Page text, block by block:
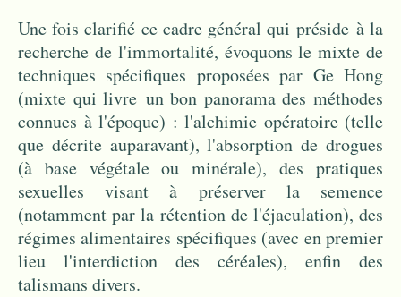
Une fois clarifié ce cadre général qui préside à la
recherche de l'immortalité, évoquons le mixte de
techniques spécifiques proposées par Ge Hong
(mixte qui livre un bon panorama des méthodes
connues à l'époque) : l'alchimie opératoire (telle
que décrite auparavant), l'absorption de drogues
(à base végétale ou minérale), des pratiques
sexuelles visant à préserver la semence
(notamment par la rétention de l'éjaculation), des
régimes alimentaires spécifiques (avec en premier
lieu l'interdiction des céréales), enfin des
talismans divers.